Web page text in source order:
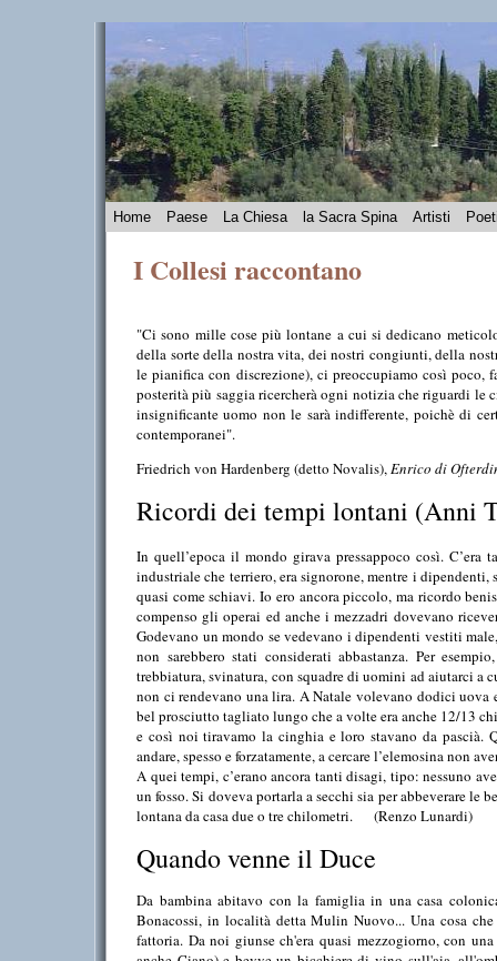
Home Paese La Chiesa la Sacra Spina Artisti
I Collesi raccontano
"Ci sono mille cose più lontane a cui si dedicano
della sorte della nostra vita, dei nostri congiunti, della
le pianifica con discrezione), ci preoccupiamo così poco,
posterità più saggia ricercherà ogni notizia che riguardi le
insignificante uomo non le sarà indifferente, poichè di
contemporanei".
Friedrich von Hardenberg (detto Novalis),Enrico di
Ricordi dei tempi lontani (Anni
In quell’epoca il mondo girava pressappoco così.
industriale che terriero, era signorone, mentre i
quasi come schiavi. Io ero ancora piccolo, ma ricordo
compenso gli operai ed anche i mezzadri dovevano
Godevano un mondo se vedevano i dipendenti vestiti
non sarebbero stati considerati abbastanza. Per
trebbiatura, svinatura, con squadre di uomini ad aiutarci a
non ci rendevano una lira. A Natale volevano dodici uova
bel prosciutto tagliato lungo che a volte era anche 12/13
e così noi tiravamo la cinghia e loro stavano da pascià.
andare, spesso e forzatamente, a cercare l’elemosina non
A quei tempi, c’erano ancora tanti disagi, tipo: nessuno
un fosso. Si doveva portarla a secchi sia per abbeverare le
lontana da casa due o tre chilometri.
(Renzo Lunardi)
Quando venne il Duce
Da bambina abitavo con la famiglia in una casa
Bonacossi, in località detta Mulin Nuovo... Una cosa
fattoria. Da noi giunse ch'era quasi mezzogiorno, con